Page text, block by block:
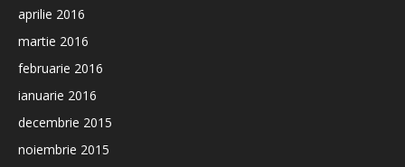
aprilie 2016
martie 2016
februarie 2016
ianuarie 2016
decembrie 2015
noiembrie 2015